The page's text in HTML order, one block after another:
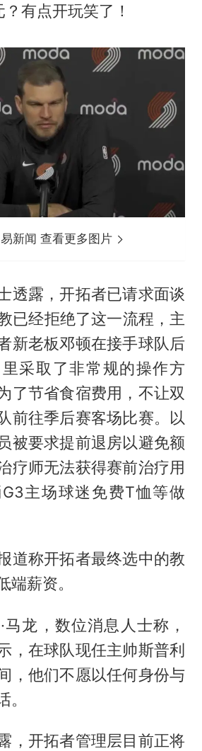
有点开玩笑了！
新闻 查看更多图片
透露，开拓者已请求面谈
已经拒绝了这一流程，主
新老板邓顿在接手球队后
采取了非常规的操作方
了节省食宿费用，不让双
前往季后赛客场比赛。以
被要求提前退房以避免额
疗师无法获得赛前治疗用
主场球迷免费T恤等做
道称开拓者最终选中的教
端薪资。
马龙，数位消息人士称，
，在球队现任主帅斯普利
，他们不愿以任何身份与
，开拓者管理层目前正将